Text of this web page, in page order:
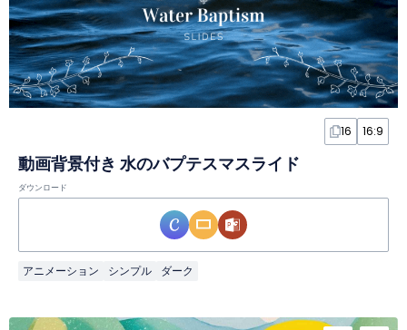
16 16:9
動画背景付き 水のバプテスマスライド
ダウンロード
アニメーション シンプル ダーク